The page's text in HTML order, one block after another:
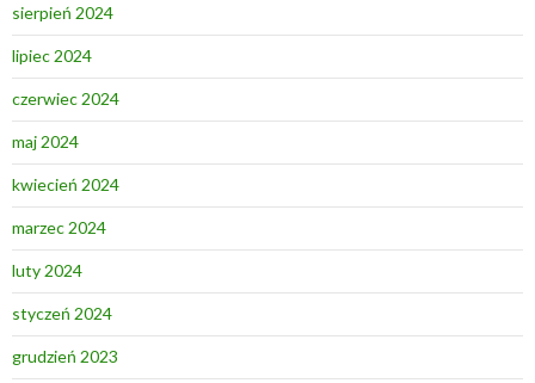
sierpień 2024
lipiec 2024
czerwiec 2024
maj 2024
kwiecień 2024
marzec 2024
luty 2024
styczeń 2024
grudzień 2023